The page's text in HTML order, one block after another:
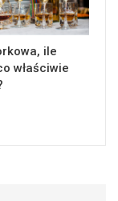
ile
właściwie